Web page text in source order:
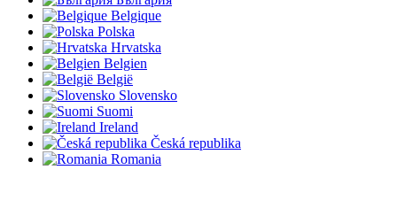
Belgique
Polska
Hrvatska
Belgien
België
Slovensko
Suomi
Ireland
Česká republika
Romania